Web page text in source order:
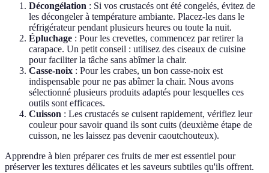
Décongélation : Si vos crustacés ont été congelés, évitez de
les décongeler à température ambiante. Placez-les dans le
réfrigérateur pendant plusieurs heures ou toute la nuit.
Épluchage : Pour les crevettes, commencez par retirer la
carapace. Un petit conseil : utilisez des ciseaux de cuisine
pour faciliter la tâche sans abîmer la chair.
Casse-noix : Pour les crabes, un bon casse-noix est
indispensable pour ne pas abîmer la chair. Nous avons
sélectionné plusieurs produits adaptés pour lesquelles ces
outils sont efficaces.
Cuisson : Les crustacés se cuisent rapidement, vérifiez leur
couleur pour savoir quand ils sont cuits (deuxième étape de
cuisson, ne les laissez pas devenir caoutchouteux).
Apprendre à bien préparer ces fruits de mer est essentiel pour
préserver les textures délicates et les saveurs subtiles qu'ils offrent.